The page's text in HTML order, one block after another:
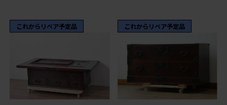
これからリペア予定品 これからリペア予定品